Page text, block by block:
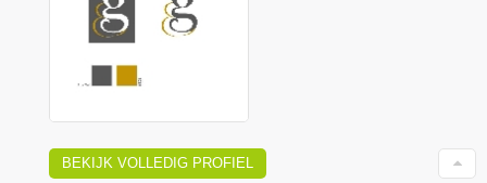
BEKIJK VOLLEDIG PROFIEL